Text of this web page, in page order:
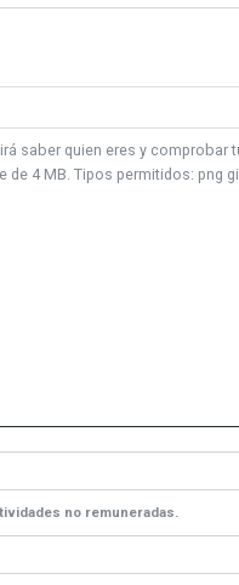
saber quien eres y comprobar
4 MB. Tipos permitidos: png
no remuneradas.